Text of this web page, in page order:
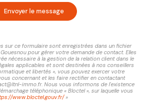
Envoyer le message
sur ce formulaire sont enregistrées dans un fichier
pour gérer votre demande de contact. Elles
nécessaire à la gestion de la relation client dans le
applicables et sont destinées à nos conseillers
et libertés », vous pouvez exercer votre
concernant et les faire rectifier en contactant
immo.fr. Nous vous informons de l'existence
téléphonique « Bloctel », sur laquelle vous
www.bloctel.gouv.fr/»